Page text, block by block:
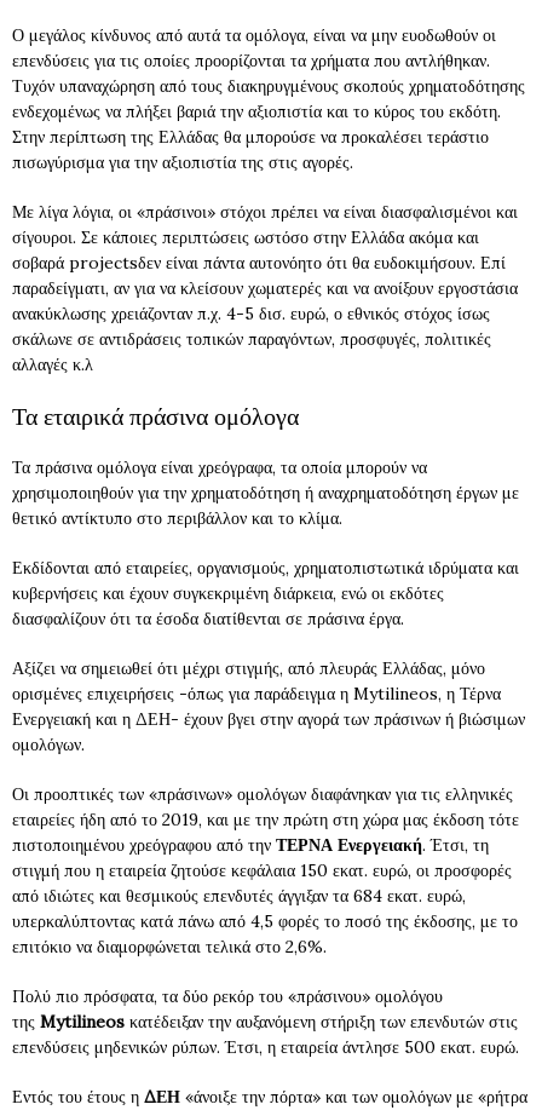
Ο μεγάλος κίνδυνος από αυτά τα ομόλογα, είναι να μην ευοδωθούν οι
επενδύσεις για τις οποίες προορίζονται τα χρήματα που αντλήθηκαν.
Τυχόν υπαναχώρηση από τους διακηρυγμένους σκοπούς χρηματοδότησης
ενδεχομένως να πλήξει βαριά την αξιοπιστία και το κύρος του εκδότη.
Στην περίπτωση της Ελλάδας θα μπορούσε να προκαλέσει τεράστιο
πισωγύρισμα για την αξιοπιστία της στις αγορές.
Με λίγα λόγια, οι «πράσινοι» στόχοι πρέπει να είναι διασφαλισμένοι και
σίγουροι. Σε κάποιες περιπτώσεις ωστόσο στην Ελλάδα ακόμα και
σοβαρά projectsδεν είναι πάντα αυτονόητο ότι θα ευδοκιμήσουν. Επί
παραδείγματι, αν για να κλείσουν χωματερές και να ανοίξουν εργοστάσια
ανακύκλωσης χρειάζονταν π.χ. 4-5 δισ. ευρώ, ο εθνικός στόχος ίσως
σκάλωνε σε αντιδράσεις τοπικών παραγόντων, προσφυγές, πολιτικές
αλλαγές κ.λ
Τα εταιρικά πράσινα ομόλογα
Τα πράσινα ομόλογα είναι χρεόγραφα, τα οποία μπορούν να
χρησιμοποιηθούν για την χρηματοδότηση ή αναχρηματοδότηση έργων με
θετικό αντίκτυπο στο περιβάλλον και το κλίμα.
Εκδίδονται από εταιρείες, οργανισμούς, χρηματοπιστωτικά ιδρύματα και
κυβερνήσεις και έχουν συγκεκριμένη διάρκεια, ενώ οι εκδότες
διασφαλίζουν ότι τα έσοδα διατίθενται σε πράσινα έργα.
Αξίζει να σημειωθεί ότι μέχρι στιγμής, από πλευράς Ελλάδας, μόνο
ορισμένες επιχειρήσεις -όπως για παράδειγμα η Mytilineos, η Τέρνα
Ενεργειακή και η ΔΕΗ- έχουν βγει στην αγορά των πράσινων ή βιώσιμων
ομολόγων.
Οι προοπτικές των «πράσινων» ομολόγων διαφάνηκαν για τις ελληνικές
εταιρείες ήδη από το 2019, και με την πρώτη στη χώρα μας έκδοση τότε
πιστοποιημένου χρεόγραφου από την ΤΕΡΝΑ Ενεργειακή. Έτσι, τη
στιγμή που η εταιρεία ζητούσε κεφάλαια 150 εκατ. ευρώ, οι προσφορές
από ιδιώτες και θεσμικούς επενδυτές άγγιξαν τα 684 εκατ. ευρώ,
υπερκαλύπτοντας κατά πάνω από 4,5 φορές το ποσό της έκδοσης, με το
επιτόκιο να διαμορφώνεται τελικά στο 2,6%.
Πολύ πιο πρόσφατα, τα δύο ρεκόρ του «πράσινου» ομολόγου
της Mytilineos κατέδειξαν την αυξανόμενη στήριξη των επενδυτών στις
επενδύσεις μηδενικών ρύπων. Έτσι, η εταιρεία άντλησε 500 εκατ. ευρώ.
Εντός του έτους η ΔΕΗ «άνοιξε την πόρτα» και των ομολόγων με «ρήτρα